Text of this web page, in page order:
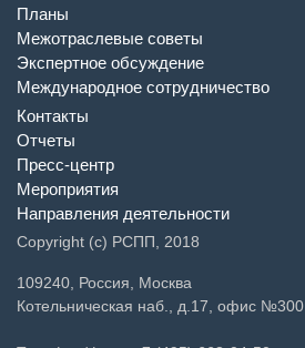
Планы
Межотраслевые советы
Экспертное обсуждение
Международное сотрудничество
Контакты
Отчеты
Пресс-центр
Мероприятия
Направления деятельности
Copyright (c) РСПП, 2018
109240, Россия, Москва
Котельническая наб., д.17, офис №300